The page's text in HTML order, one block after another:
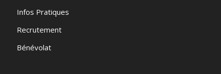
Infos Pratiques
Recrutement
Bénévolat